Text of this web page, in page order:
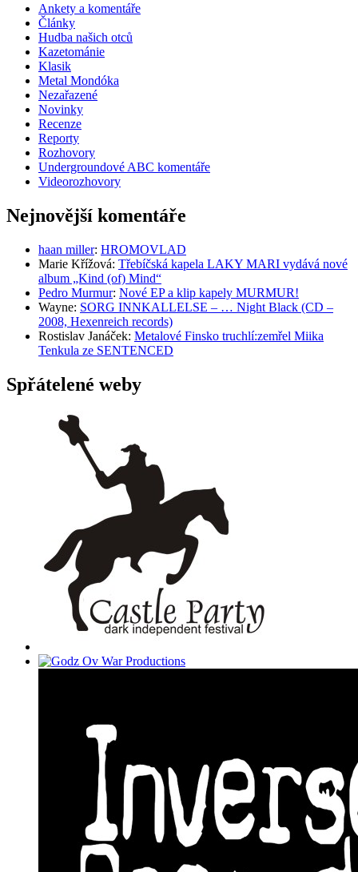
Ankety a komentáře
Články
Hudba našich otců
Kazetománie
Klasik
Metal Mondóka
Nezařazené
Novinky
Recenze
Reporty
Rozhovory
Undergroundové ABC komentáře
Videorozhovory
Nejnovější komentáře
haan miller: HROMOVLAD
Marie Křížová: Třebíčská kapela LAKY MARI vydává nové
album „Kind (of) Mind“
Pedro Murmur: Nové EP a klip kapely MURMUR!
Wayne: SORG INNKALLELSE – … Night Black (CD –
2008, Hexenreich records)
Rostislav Janáček: Metalové Finsko truchlí:zemřel Miika
Tenkula ze SENTENCED
Spřátelené weby